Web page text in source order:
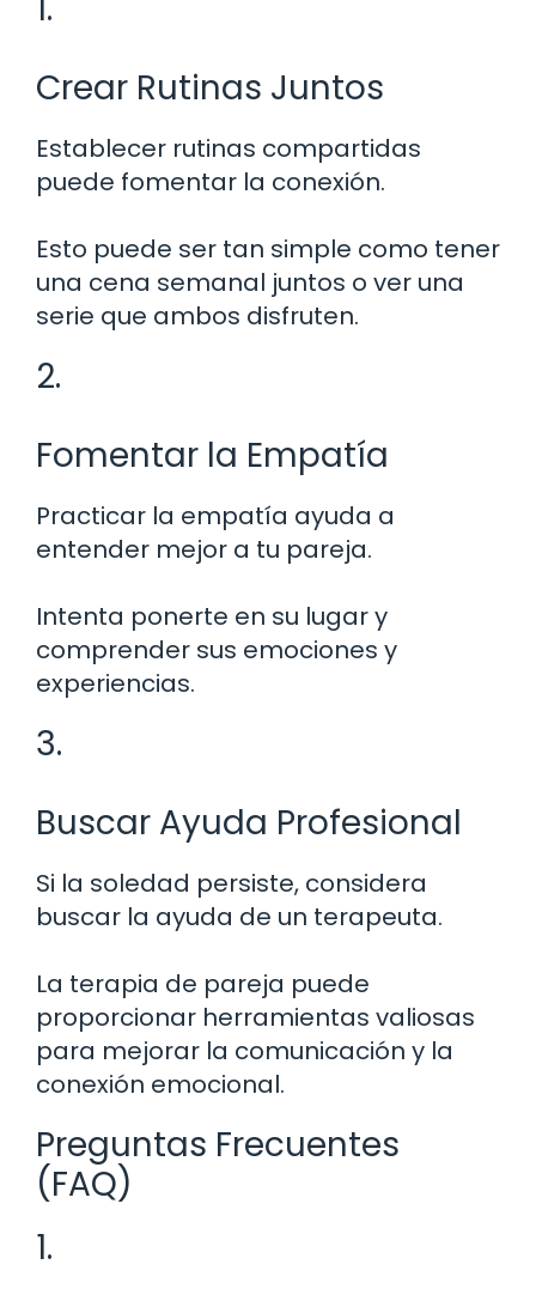
Crear Rutinas Juntos
Establecer rutinas compartidas
puede fomentar la conexión.
Esto puede ser tan simple como tener
una cena semanal juntos o ver una
serie que ambos disfruten.
2.
Fomentar la Empatía
Practicar la empatía ayuda a
entender mejor a tu pareja.
Intenta ponerte en su lugar y
comprender sus emociones y
experiencias.
3.
Buscar Ayuda Profesional
Si la soledad persiste, considera
buscar la ayuda de un terapeuta.
La terapia de pareja puede
proporcionar herramientas valiosas
para mejorar la comunicación y la
conexión emocional.
Preguntas Frecuentes
(FAQ)
1.